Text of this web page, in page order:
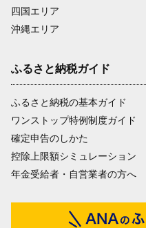
四国エリア
沖縄エリア
ふるさと納税ガイド
ふるさと納税の基本ガイド
ワンストップ特例制度ガイド
確定申告のしかた
控除上限額シミュレーション
年金受給者・自営業者の方へ